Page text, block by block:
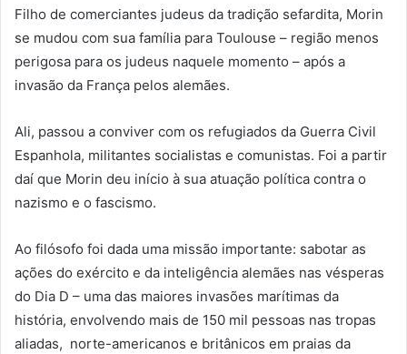
Filho de comerciantes judeus da tradição sefardita, Morin
se mudou com sua família para Toulouse – região menos
perigosa para os judeus naquele momento – após a
invasão da França pelos alemães.
Ali, passou a conviver com os refugiados da Guerra Civil
Espanhola, militantes socialistas e comunistas. Foi a partir
daí que Morin deu início à sua atuação política contra o
nazismo e o fascismo.
Ao filósofo foi dada uma missão importante: sabotar as
ações do exército e da inteligência alemães nas vésperas
do Dia D – uma das maiores invasões marítimas da
história, envolvendo mais de 150 mil pessoas nas tropas
aliadas, norte-americanos e britânicos em praias da